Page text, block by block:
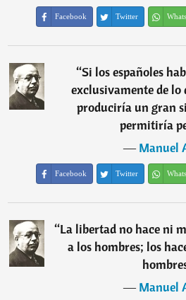
Facebook Twitter
“Si los españoles
exclusivamente de lo
produciría un gran
permitiría
―Manuel
Facebook Twitter
“La libertad no hace ni
a los hombres; los
―Manuel